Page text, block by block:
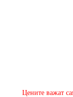
​Цените важат